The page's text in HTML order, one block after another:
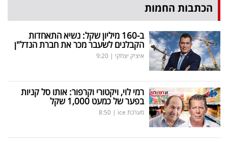
הכתבות החמות
ב-160 מיליון שקל: נשיא התאחדות
הקבלנים לשעבר מכר את חברת הנדל"ן
איציק יצחקי |
9:20
רמי לוי, ויקטורי וקרפור: אותו סל קניות
בפער של כמעט 1,000 שקל
מערכת ice |
8:50